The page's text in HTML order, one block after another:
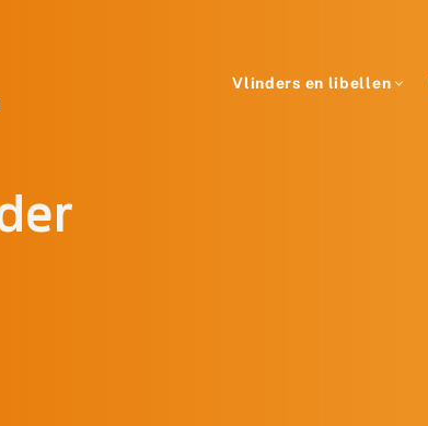
Vlinders en libellen